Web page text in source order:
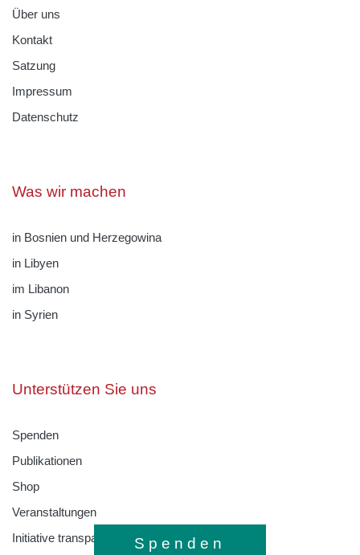
Spenden
Über uns
Kontakt
Satzung
Impressum
Datenschutz
Was wir machen
in Bosnien und Herzegowina
in Libyen
im Libanon
in Syrien
Unterstützen Sie uns
Spenden
Publikationen
Shop
Veranstaltungen
Initiative transparente Zivilgesellschaft